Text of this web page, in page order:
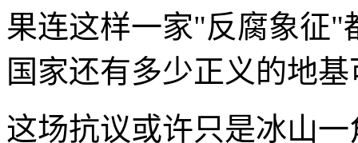
果连这样一家"反腐象征"
国家还有多少正义的地
这场抗议或许只是冰山